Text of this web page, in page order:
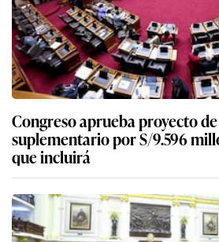
Congreso aprueba proyecto
suplementario por S/9.596
que incluirá